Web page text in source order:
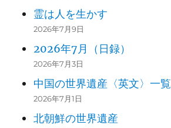
霊は人を生かす
2026年7月9日
2026年7月（日録）
2026年7月3日
中国の世界遺産〈英文〉一覧
2026年7月1日
北朝鮮の世界遺産